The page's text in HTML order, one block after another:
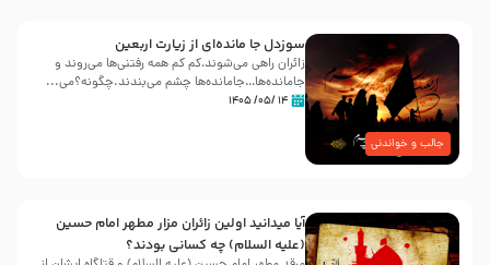
جالب و خواندنی
سوزدل جا مانده‌ای از زیارت اربعین
زائران راهی می‌شوند،کم‌ کم همه رفتنی‌ها می‌روند و
جامانده‌ها…جامانده‌ها چشم می‌بندند.چگونه؟می‌...
۱۴ /۰۵/ ۱۴۰۵
آیا میدانید اولین زائران مزار مطهر امام حسین
(علیه السلام) چه کسانی بودند؟